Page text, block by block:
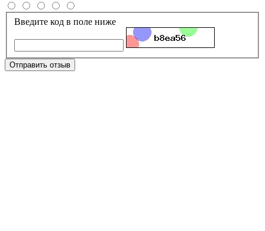
Введите код в поле ниже
Отправить отзыв